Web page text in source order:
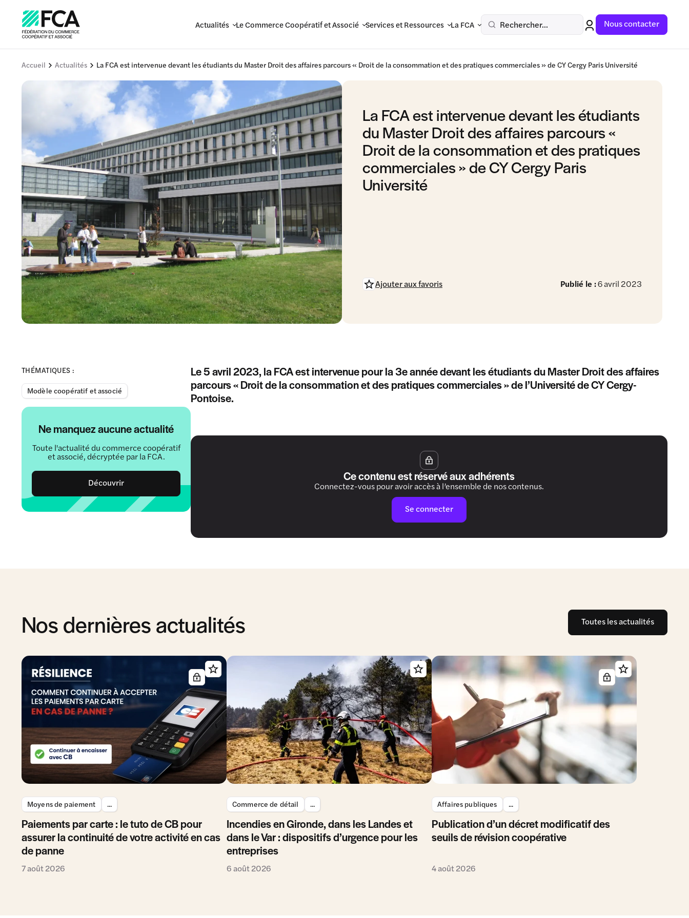
Actualités Le Commerce Coopératif et Associé Services et Ressources La FCA Rechercher... Nous contacter
Accueil Actualités La FCA est intervenue devant les étudiants du Master Droit des affaires parcours « Droit de la consommation et des pratiques commerciales » de CY Cergy Paris Université
La FCA est intervenue devant les étudiants
du Master Droit des affaires parcours «
Droit de la consommation et des pratiques
commerciales » de CY Cergy Paris
Université
Publié le :6 avril 2023
Ajouter aux favoris
THÉMATIQUES :
Modèle coopératif et associé
Ne manquez aucune actualité
Toute l'actualité du commerce coopératif
et associé, décryptée par la FCA.
Découvrir
Le 5 avril 2023, la FCA est intervenue pour la 3e année devant les étudiants du Master Droit des affaires
parcours « Droit de la consommation et des pratiques commerciales » de l’Université de CY Cergy-
Pontoise.
Ce contenu est réservé aux adhérents
Connectez-vous pour avoir accès à l’ensemble de nos contenus.
Se connecter
Nos dernières actualités Toutes les actualités
Moyens de paiement ...
Paiements par carte : le tuto de CB pour
assurer la continuité de votre activité en cas
de panne
7 août 2026
Commerce de détail ...
Incendies en Gironde, dans les Landes et
dans le Var : dispositifs d’urgence pour les
entreprises
6 août 2026
Affaires publiques ...
Publication d’un décret modificatif des
seuils de révision coopérative
4 août 2026